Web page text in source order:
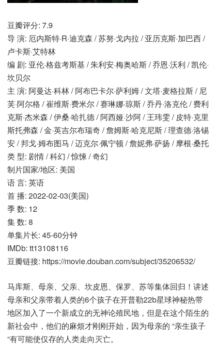
豆瓣评分: 7.9
导 演: 厄内斯特·R·迪克森 / 苏努·戈内拉 / 亚历克斯·加巴西 /
卢卡斯·艾特林
编 剧: 亚伦·格兹考斯基 / 朱利安·梅奥哈斯 / 乔恩·沃利 / 凯伦·
坎贝尔
主 演: 阿曼达·科林 / 阿布巴卡尔·萨利姆 / 文塔·麦格拉斯 / 尼
芙·阿尔格 / 崔维斯·费米尔 / 赛琳娜·琼斯 / 乔丹·洛克伦 / 费利
克斯·杰米森 / 伊桑·哈扎德 / 阿西娅·沙阿 / 王玮雯 / 皮特·克里
斯托弗森 / 金·英吉尔布瑞奇 / 詹姆斯·哈克尼斯 / 理查德·洛锡
安 / 邦戈·姆布图马 / 迈克尔·佩宁顿 / 詹妮弗·萨扬 / 摩根·桑托
类 型: 剧情 / 科幻 / 惊悚 / 奇幻
制片国家/地区: 美国
语 言: 英语
首 播: 2022-02-03(美国)
季 数: 12
集 数: 8
单集片长: 45-60分钟
IMDb: tt13108116
豆瓣链接: https://movie.douban.com/subject/35206532/
马库斯、母亲、父亲、坎皮恩、保罗、苏等集体回归！讲述
母亲和父亲带着人类的6个孩子在开普勒22b星球神秘热带
地区加入了一个新成立的无神论殖民地，但是在这个陌生的
新社会中，他们的麻烦才刚刚开始，因为母亲的 “亲生孩子
“有可能使仅存的人类走向灭亡。